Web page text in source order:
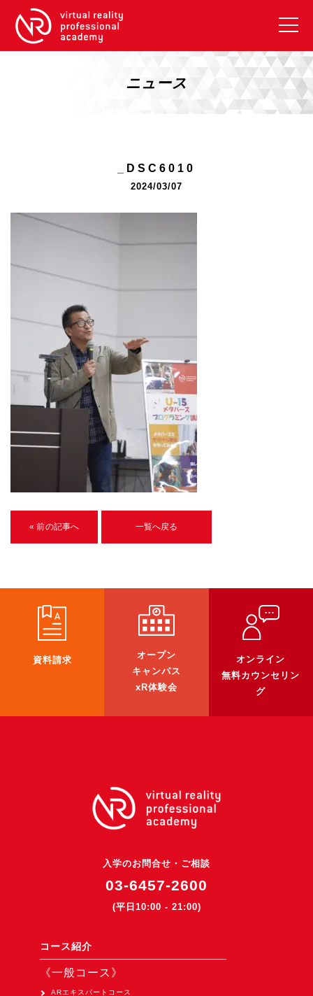
VRアカデミーとは
【2026年10月】ARエキスパートコース
【2026年10月】XRプロフェッショナル
《リスキリング補助金コース》
リスキリング補助金対象コース説明
U-15メタバースプログラミング講座
入学案内
受講生紹介
ブログ
アクセスマップ
企業向け
《3DGS》
3D Gaussian Splatting アプリ開発研修
3DGSニュース
《受託開発》
《最新プロダクト》
バーチャルイベントプラットフォーム『MetaLiveStage』2025年
3D空間キャプチャーアプリ『Qoocan』
Apple Vision Pro アプリ開発研修
HoloLens 2 アプリ開発研修
《研究会》
ニュース
_DSC6010
2024/03/07
« 前の記事へ 一覧へ戻る
資料請求
オープン
キャンパス
xR体験会
オンライン
無料カウンセリン
グ
入学のお問合せ・ご相談
03-6457-2600
(平日10:00 - 21:00)
コース紹介
《一般コース》
ARエキスパートコース